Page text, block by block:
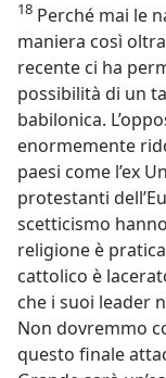
18 Perché mai le
maniera così
recente ci ha
possibilità di un
babilonica.
enormemente
paesi come l’ex
protestanti
scetticismo
religione è
cattolico è
che i suoi leader
Non dovremmo
questo finale